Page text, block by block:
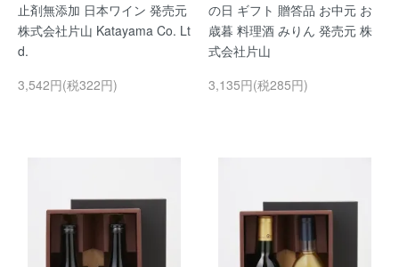
止剤無添加 日本ワイン 発売元
株式会社片山 Katayama Co. Lt
d.
3,542円(税322円)
の日 ギフト 贈答品 お中元 お
歳暮 料理酒 みりん 発売元 株
式会社片山
3,135円(税285円)